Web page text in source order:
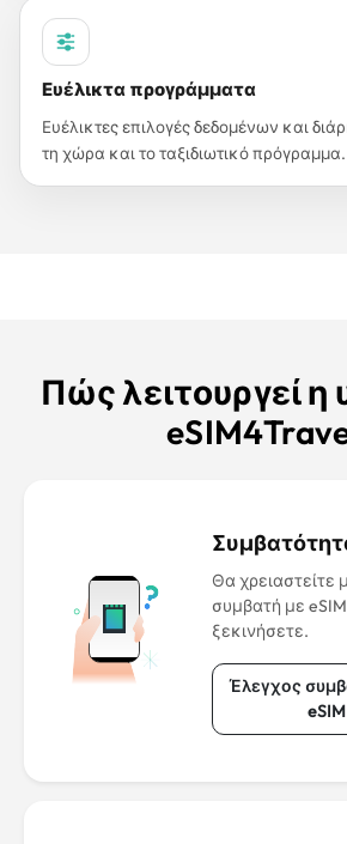
Ευέλικτα προγράμματα
Ευέλικτες επιλογές δεδομένων και
τη χώρα και το ταξιδιωτικό πρόγραμμα.
Πώς λειτουργεί η
Θα χρειαστείτε
συμβατή με eSIM
ξεκινήσετε.
Έλεγχος
eSIM